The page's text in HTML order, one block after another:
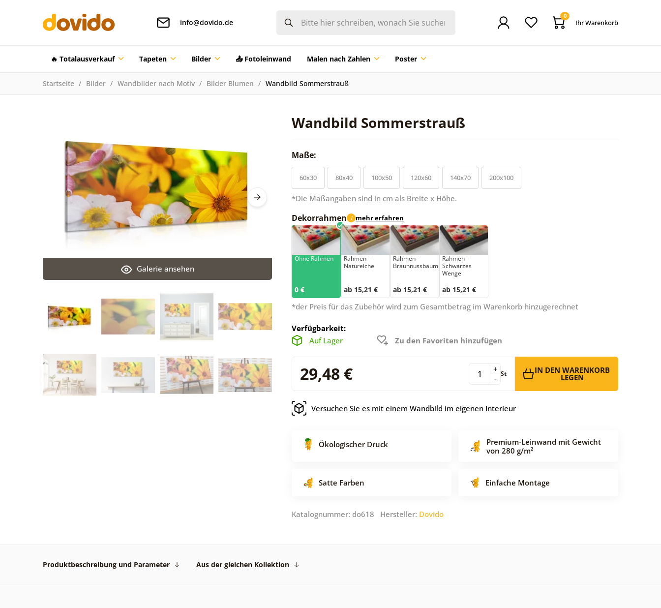
info@dovido.de
0
Ihr Warenkorb
🔥 Totalausverkauf Tapeten Bilder 📤 Fotoleinwand Malen nach Zahlen Poster
Startseite Bilder Wandbilder nach Motiv Bilder Blumen Wandbild Sommerstrauß
Wandbild Sommerstrauß
Galerie ansehen
Maße:
60x30 80x40 100x50 120x60 140x70 200x100
*Die Maßangaben sind in cm als Breite x Höhe.
Dekorrahmen i mehr erfahren
Ohne Rahmen
0 €
Rahmen –
Natureiche
ab 15,21 €
Rahmen –
Braunnussbaum
ab 15,21 €
Rahmen –
Schwarzes
Wenge
ab 15,21 €
*der Preis für das Zubehör wird zum Gesamtbetrag im Warenkorb hinzugerechnet
Verfügbarkeit:
Auf Lager
Zu den Favoriten hinzufügen
29,48 € -
+ St IN DEN WARENKORB
LEGEN
Versuchen Sie es mit einem Wandbild im eigenen Interieur
Ökologischer Druck
Premium-Leinwand mit Gewicht
von 280 g/m²
Satte Farben Einfache Montage
Katalognummer: do618 Hersteller: Dovido
Produktbeschreibung und Parameter Aus der gleichen Kollektion